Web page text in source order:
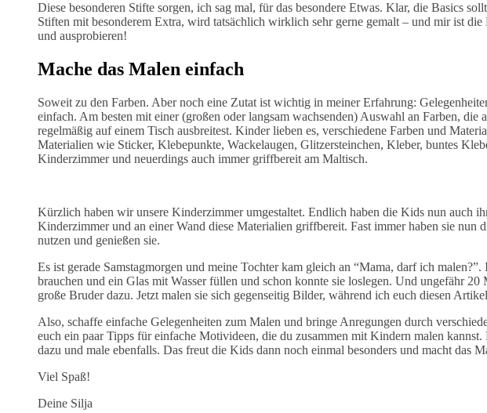
Diese besonderen Stifte sorgen, ich sag mal, für das besondere Etwas. Klar, die Basics
Stiften mit besonderem Extra, wird tatsächlich wirklich sehr gerne gemalt – und mir ist die
und ausprobieren!
Mache das Malen einfach
Soweit zu den Farben. Aber noch eine Zutat ist wichtig in meiner Erfahrung:
einfach. Am besten mit einer (großen oder langsam wachsenden) Auswahl an Farben, die
regelmäßig auf einem Tisch ausbreitest. Kinder lieben es, verschiedene Farben und
Materialien wie Sticker, Klebepunkte, Wackelaugen, Glitzersteinchen, Kleber, buntes
Kinderzimmer und neuerdings auch immer griffbereit am Maltisch.
Kürzlich haben wir unsere Kinderzimmer umgestaltet. Endlich haben die Kids nun auch
Kinderzimmer und an einer Wand diese Materialien griffbereit. Fast immer haben sie nun
nutzen und genießen sie.
Es ist gerade Samstagmorgen und meine Tochter kam gleich an “Mama, darf ich
brauchen und ein Glas mit Wasser füllen und schon konnte sie loslegen. Und ungefähr 20
große Bruder dazu. Jetzt malen sie sich gegenseitig Bilder, während ich euch diesen
Also, schaffe einfache Gelegenheiten zum Malen und bringe Anregungen durch
euch ein paar Tipps für einfache Motivideen, die du zusammen mit Kindern malen
dazu und male ebenfalls. Das freut die Kids dann noch einmal besonders und macht das
Viel Spaß!
Deine Silja